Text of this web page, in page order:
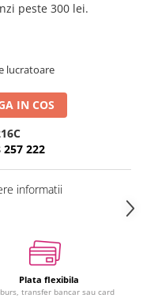
peste 300 lei.
lucratoare
IN COS
257 222
informatii
Plata flexibila
transfer bancar sau card